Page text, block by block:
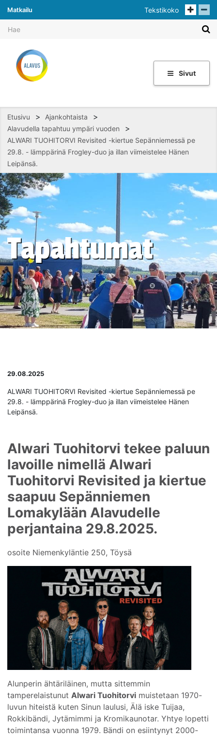
Matkailu Tekstikoko
Sivut
Etusivu > Ajankohtaista >
Alavudella tapahtuu ympäri vuoden >
ALWARI TUOHITORVI Revisited -kiertue Sepänniemessä pe
29.8. - lämppärinä Frogley-duo ja illan viimeistelee Hänen
Leipänsä.
Tapahtumat
29.08.2025
ALWARI TUOHITORVI Revisited -kiertue Sepänniemessä pe
29.8. - lämppärinä Frogley-duo ja illan viimeistelee Hänen
Leipänsä.
Alwari Tuohitorvi tekee paluun
lavoille nimellä Alwari
Tuohitorvi Revisited ja kiertue
saapuu Sepänniemen
Lomakylään Alavudelle
perjantaina 29.8.2025.
osoite Niemenkyläntie 250, Töysä
Alunperin ähtäriläinen, mutta sittemmin
tamperelaistunut Alwari Tuohitorvi muistetaan 1970-
luvun hiteistä kuten Sinun laulusi, Älä iske Tuijaa,
Rokkibändi, Jytämimmi ja Kromikaunotar. Yhtye lopetti
toimintansa vuonna 1979. Bändi on esiintynyt 2000-